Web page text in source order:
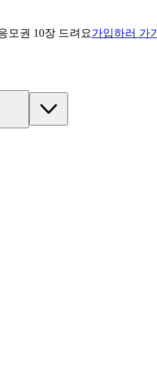
모권 10장 드려요가입하러 가기